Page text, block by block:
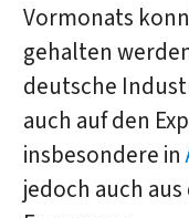
Vormonats
gehalten
deutsche
auch auf den
insbesondere in
jedoch auch aus